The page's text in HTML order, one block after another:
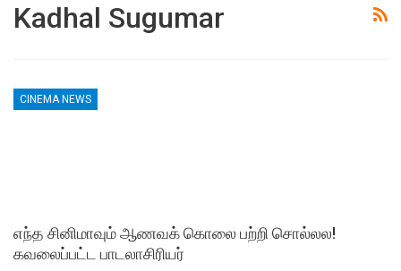
Kadhal Sugumar
CINEMA NEWS
எந்த சினிமாவும் ஆணவக் கொலை பற்றி சொல்லல!
கவலைப்பட்ட பாடலாசிரியர்